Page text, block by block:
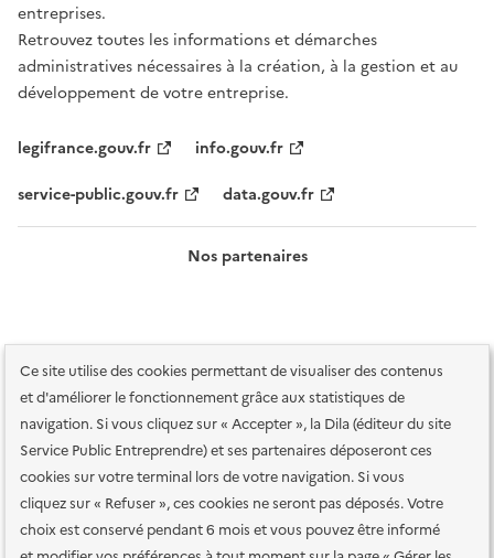
Ce site utilise des cookies permettant de visualiser des contenus
et d'améliorer le fonctionnement grâce aux statistiques de
navigation. Si vous cliquez sur « Accepter », la Dila (éditeur du site
Service Public Entreprendre) et ses partenaires déposeront ces
cookies sur votre terminal lors de votre navigation. Si vous
cliquez sur « Refuser », ces cookies ne seront pas déposés. Votre
choix est conservé pendant 6 mois et vous pouvez être informé
entreprises.
Retrouvez toutes les informations et démarches
administratives nécessaires à la création, à la gestion et au
développement de votre entreprise.
legifrance.gouv.fr
info.gouv.fr
service-public.gouv.fr
data.gouv.fr
Nos partenaires
Plan du site Accessibilité : totalement conforme
Accessibilité des
services en ligne
Mentions légales Données personnelles et sécurité
Conditions générales d'utilisation
Gestion des cookies